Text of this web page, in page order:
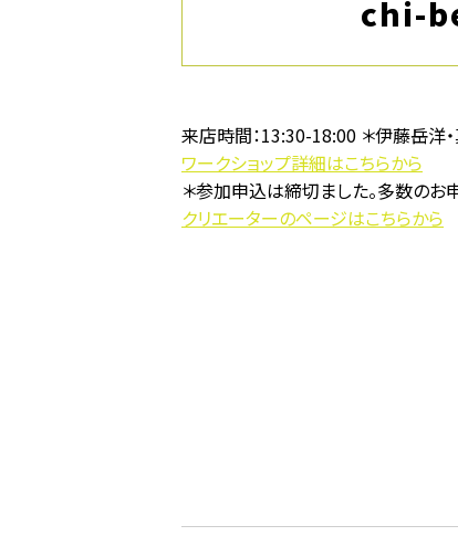
chi-
来店時間：13:30-18:00 ＊伊藤岳洋
ワークショップ詳細はこちらから
＊参加申込は締切ました。多数のお
クリエーターのページはこちらから